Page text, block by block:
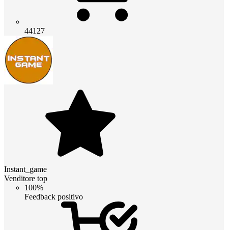
44127
Instant_game
Venditore top
100%
Feedback positivo